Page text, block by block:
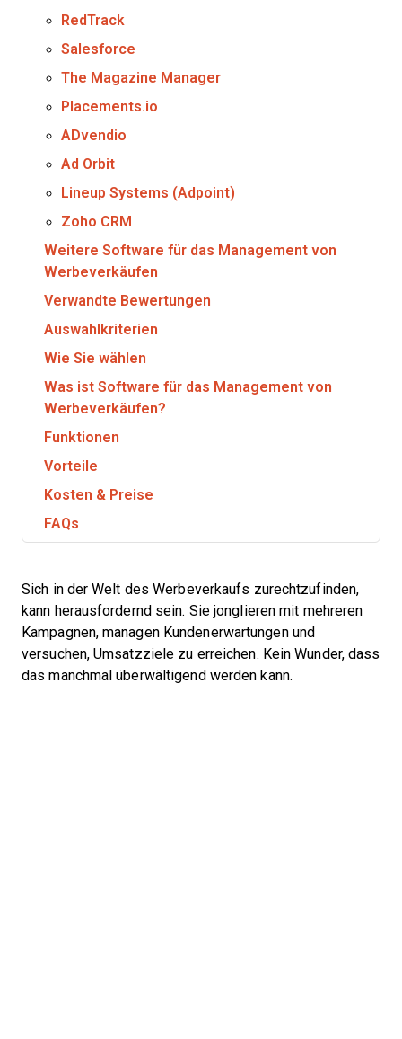
RedTrack
Salesforce
The Magazine Manager
Placements.io
ADvendio
Ad Orbit
Lineup Systems (Adpoint)
Zoho CRM
Weitere Software für das Management von
Werbeverkäufen
Verwandte Bewertungen
Auswahlkriterien
Wie Sie wählen
Was ist Software für das Management von
Werbeverkäufen?
Funktionen
Vorteile
Kosten & Preise
FAQs
Sich in der Welt des Werbeverkaufs zurechtzufinden,
kann herausfordernd sein. Sie jonglieren mit mehreren
Kampagnen, managen Kundenerwartungen und
versuchen, Umsatzziele zu erreichen. Kein Wunder, dass
das manchmal überwältigend werden kann.